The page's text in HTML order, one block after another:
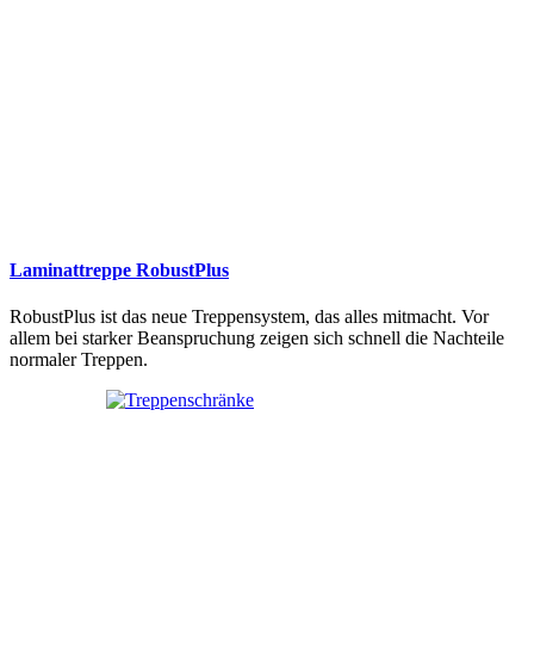
Laminattreppe RobustPlus
RobustPlus ist das neue Treppensystem, das alles mitmacht. Vor
allem bei starker Beanspruchung zeigen sich schnell die Nachteile
normaler Treppen.